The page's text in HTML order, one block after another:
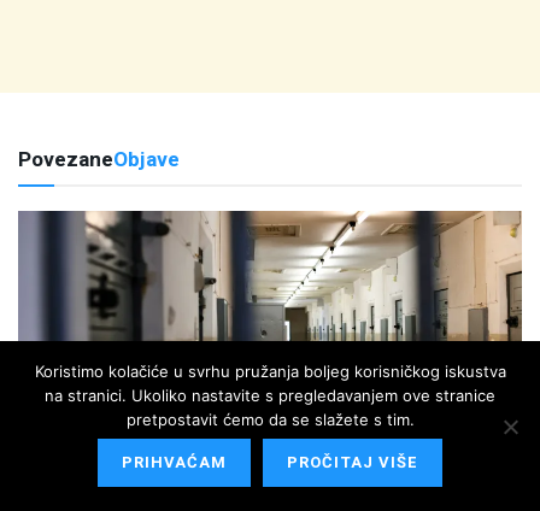
PovezaneObjave
AKTUALNO
Slučaj srbijanskog hakera postao pitanje nacionalne
Koristimo kolačiće u svrhu pružanja boljeg korisničkog iskustva
na stranici. Ukoliko nastavite s pregledavanjem ove stranice
pretpostavit ćemo da se slažete s tim.
PRIHVAĆAM PROČITAJ VIŠE